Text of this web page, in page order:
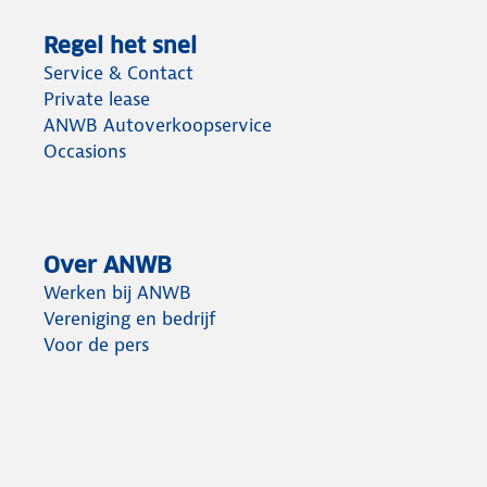
Regel het snel
Service & Contact
Private lease
ANWB Autoverkoopservice
Occasions
Over ANWB
Werken bij ANWB
Vereniging en bedrijf
Voor de pers